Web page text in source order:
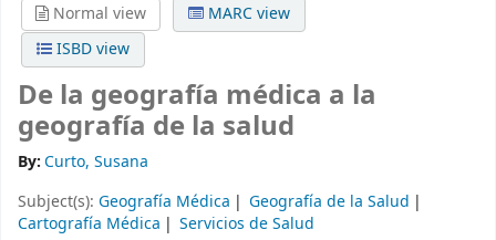
Normal view
MARC view
ISBD view
De la geografía médica a la
geografía de la salud
By:Curto, Susana
Subject(s): Geografía Médica
Geografía de la Salud
Cartografía Médica
Servicios de Salud